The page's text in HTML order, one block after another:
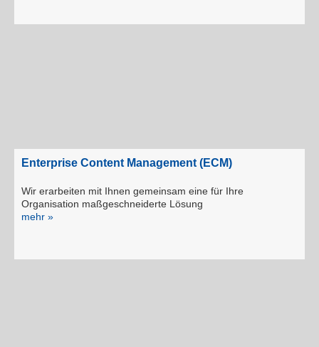
Enterprise Content Management (ECM)
Wir erarbeiten mit Ihnen gemeinsam eine für Ihre
Organisation maßgeschneiderte Lösung
mehr »